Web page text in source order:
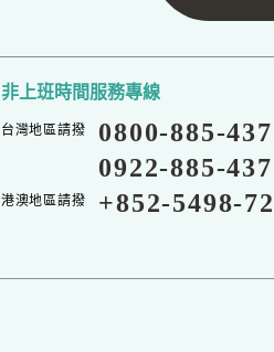
非上班時間服務專線
台灣地區請撥 0800-885-437
0922-885-437
港澳地區請撥
+852-5498-